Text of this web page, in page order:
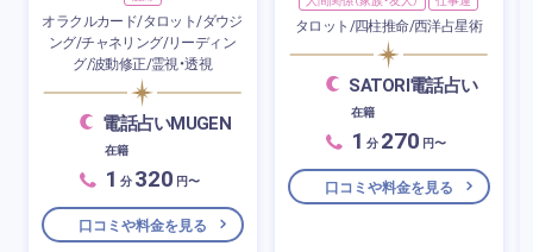
オラクルカード/タロット/ダウジ
ング/チャネリング/リーディン
グ/波動修正/霊視・透視
電話占いMUGEN
在籍
1 分 320 円〜
口コミや料金を見る
タロット/四柱推命/西洋占星術
SATORI電話占い
在籍
1 分 270 円〜
口コミや料金を見る